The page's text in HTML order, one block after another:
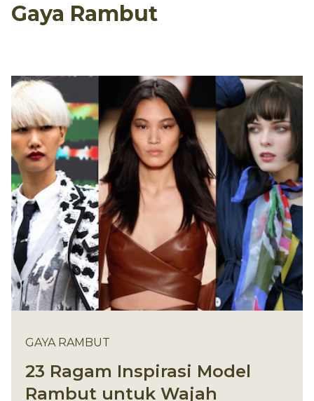
Gaya Rambut
GAYA RAMBUT
23 Ragam Inspirasi Model
Rambut untuk Wajah